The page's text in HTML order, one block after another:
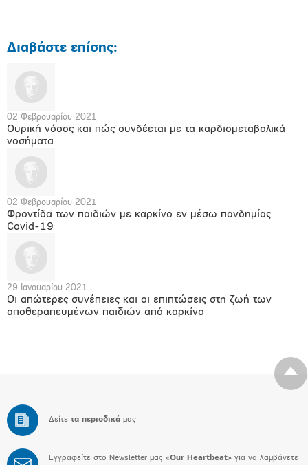
Διαβάστε επίσης:
02 Φεβρουαρίου 2021
Ουρική νόσος και πώς συνδέεται με τα καρδιομεταβολικά
νοσήματα
02 Φεβρουαρίου 2021
Φροντίδα των παιδιών με καρκίνο εν μέσω πανδημίας
Covid-19
29 Ιανουαρίου 2021
Οι απώτερες συνέπειες και οι επιπτώσεις στη ζωή των
αποθεραπευμένων παιδιών από καρκίνο
Δείτε τα περιοδικά μας
Εγγραφείτε στο Newsletter μας «Our Heartbeat» για να λαμβάνετε